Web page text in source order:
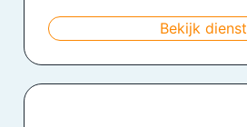
Bekijk dienst